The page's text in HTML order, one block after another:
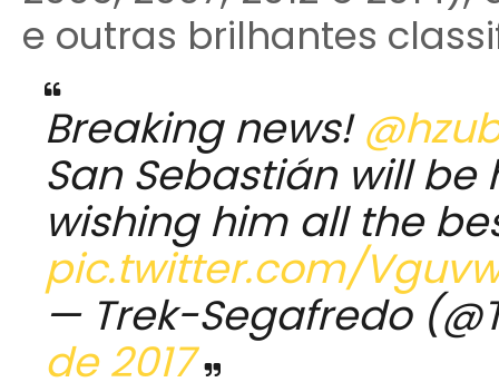
e outras brilhantes
Breaking news!
San Sebastián will be
wishing him all the
pic.twitter.com/
— Trek-Segafredo
de 2017